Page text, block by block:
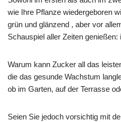
wie Ihre Pflanze wiedergeboren
grün und glänzend , aber vor
Schauspiel aller Zeiten genießen:
Warum kann Zucker all das
die das gesunde Wachstum
ob im Garten, auf der Terrasse
Seien Sie jedoch vorsichtig mit